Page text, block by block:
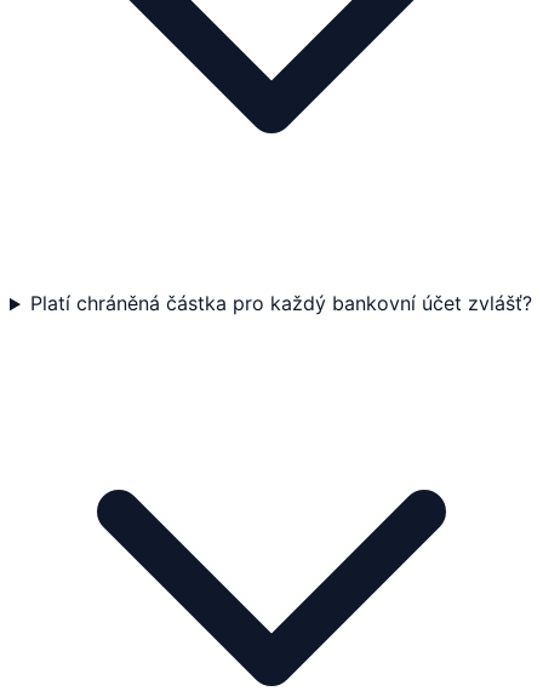
Platí chráněná částka pro každý bankovní účet zvlášť?